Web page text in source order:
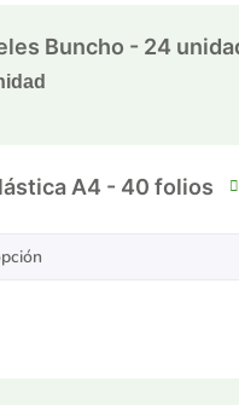
Buncho - 24
A4 - 40 folios